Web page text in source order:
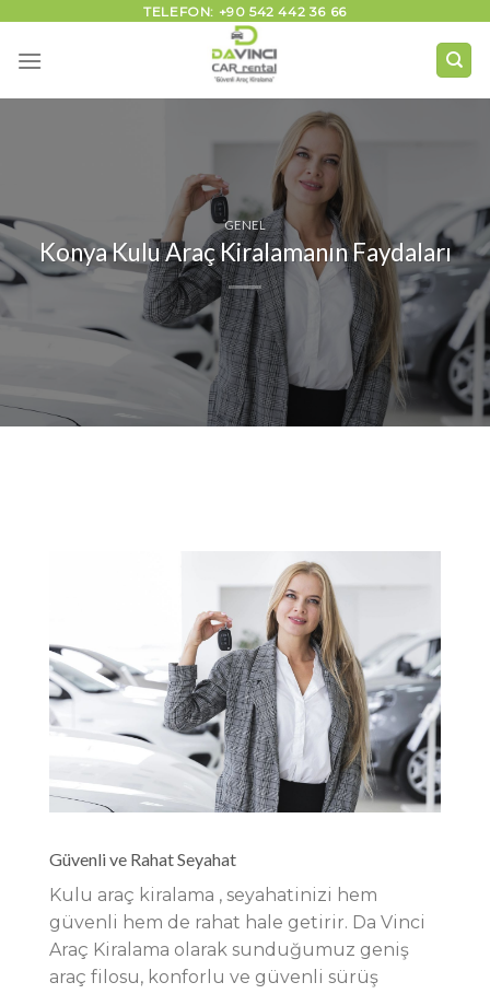
TELEFON: +90 542 442 36 66
GENEL
Konya Kulu Araç Kiralamanın Faydaları
Güvenli ve Rahat Seyahat
Kulu araç kiralama , seyahatinizi hem
güvenli hem de rahat hale getirir. Da Vinci
Araç Kiralama olarak sunduğumuz geniş
araç filosu, konforlu ve güvenli sürüş